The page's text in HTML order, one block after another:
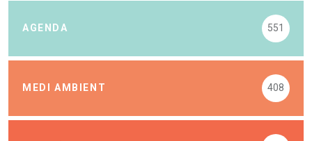
AGENDA 551
MEDI AMBIENT 408